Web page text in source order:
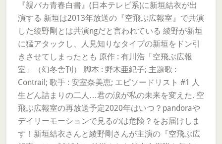
『親バカ青春白書』(日本テレビ系)に新垣結衣が出
演する 新垣は2013年放送の『空飛ぶ広報室』で共演
した綾野剛とは共演ngだと言われている 綾野が新垣
に猛アタックし、人見知りなタイプの新垣をドン引
きさせてしまったとも 原作 : 有川浩「空飛ぶ広報
室」（幻冬舎刊） 脚本 : 野木亜紀子; 主題歌 :
Contrail; 歌手 : 安室奈美恵; エピソードリスト #1 人
生どん詰まりの二人…君の涙が私の未来を変えた. 空
飛ぶ広報室の再放送予定2020年はいつ？pandoraや
デイリーモーションで見るのは危険？をお届けしま
す！新垣結衣さんと綾野剛さんが主演の『空飛ぶ広